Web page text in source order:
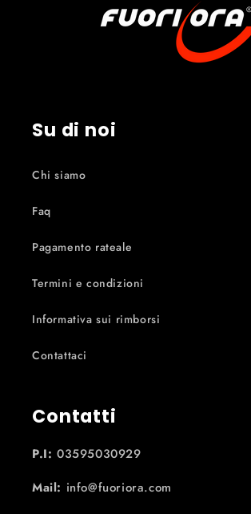
Su di noi
Chi siamo
Faq
Pagamento rateale
Termini e condizioni
Informativa sui rimborsi
Contattaci
Contatti
P.I: 03595030929
Mail: info@fuoriora.com